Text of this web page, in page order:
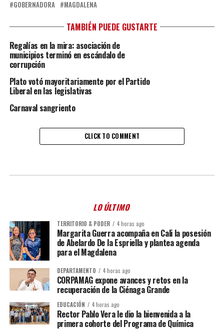
GOBERNADORA
MAGDALENA
TAMBIÉN PUEDE GUSTARTE
Regalías en la mira: asociación de
municipios terminó en escándalo de
corrupción
Plato votó mayoritariamente por el Partido
Liberal en las legislativas
Carnaval sangriento
CLICK TO COMMENT
LO ÚLTIMO
TERRITORIO & PODER 4 horas ago
Margarita Guerra acompaña en Cali la posesión
de Abelardo De la Espriella y plantea agenda
para el Magdalena
DEPARTAMENTO 4 horas ago
CORPAMAG expone avances y retos en la
recuperación de la Ciénaga Grande
EDUCACIÓN 4 horas ago
Rector Pablo Vera le dio la bienvenida a la
primera cohorte del Programa de Química